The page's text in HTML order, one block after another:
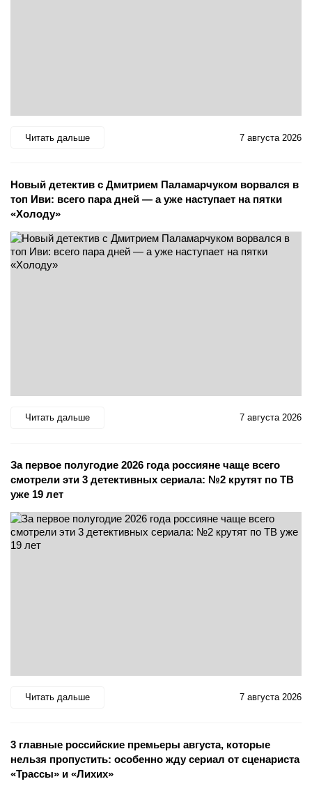
Читать дальше 7 августа 2026
Новый детектив с Дмитрием Паламарчуком ворвался в
топ Иви: всего пара дней — а уже наступает на пятки
«Холоду»
Читать дальше 7 августа 2026
За первое полугодие 2026 года россияне чаще всего
смотрели эти 3 детективных сериала: №2 крутят по ТВ
уже 19 лет
Читать дальше 7 августа 2026
3 главные российские премьеры августа, которые
нельзя пропустить: особенно жду сериал от сценариста
«Трассы» и «Лихих»